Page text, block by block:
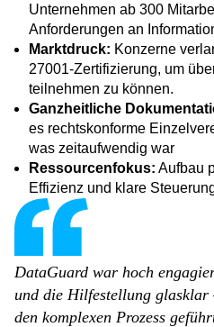
Unternehmen ab 300
Anforderungen an
Marktdruck: Konzerne
27001-Zertifizierung, um
teilnehmen zu können.
Ganzheitliche
es rechtskonforme
was zeitaufwendig war
Ressourcenfokus: Aufbau
Effizienz und klare
DataGuard war hoch
und die Hilfestellung glasklar
den komplexen Prozess